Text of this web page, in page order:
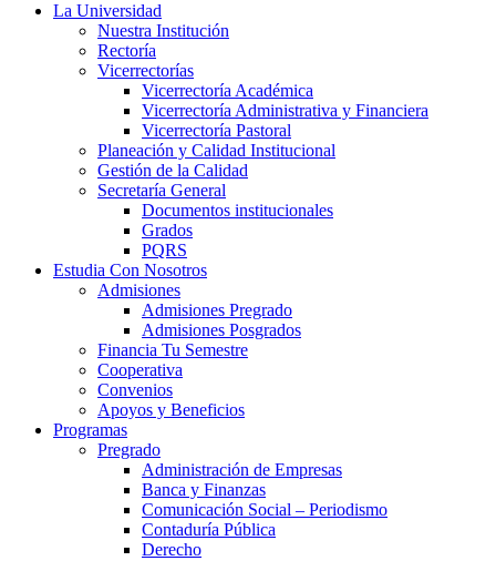
La Universidad
Nuestra Institución
Rectoría
Vicerrectorías
Vicerrectoría Académica
Vicerrectoría Administrativa y Financiera
Vicerrectoría Pastoral
Planeación y Calidad Institucional
Gestión de la Calidad
Secretaría General
Documentos institucionales
Grados
PQRS
Estudia Con Nosotros
Admisiones
Admisiones Pregrado
Admisiones Posgrados
Financia Tu Semestre
Cooperativa
Convenios
Apoyos y Beneficios
Programas
Pregrado
Administración de Empresas
Banca y Finanzas
Comunicación Social – Periodismo
Contaduría Pública
Derecho